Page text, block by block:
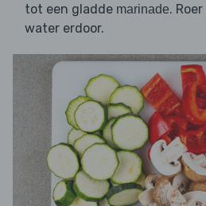
tot een gladde marinade.
water erdoor.